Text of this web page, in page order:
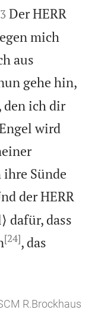
Der HERR
mich
aus
gehe hin,
den ich dir
wird
Sünde
der HERR
dafür, dass
[24], das
R.Brockhaus